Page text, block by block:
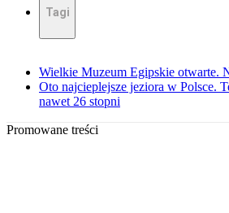
Tagi
Wielkie Muzeum Egipskie otwarte.
Oto najcieplejsze jeziora w Polsce.
nawet 26 stopni
Promowane treści